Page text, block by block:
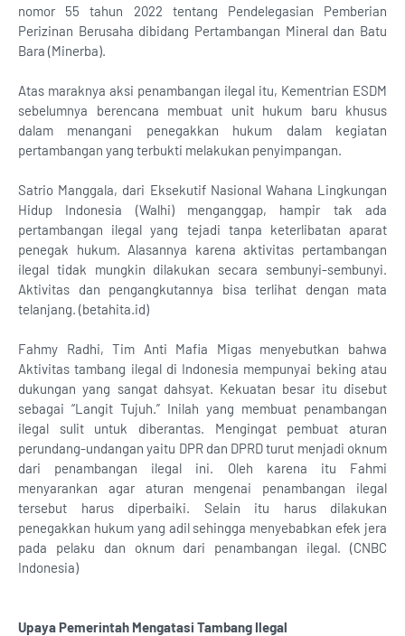
nomor 55 tahun 2022 tentang Pendelegasian Pemberian
Perizinan Berusaha dibidang Pertambangan Mineral dan Batu
Bara (Minerba).
Atas maraknya aksi penambangan ilegal itu, Kementrian ESDM
sebelumnya berencana membuat unit hukum baru khusus
dalam menangani penegakkan hukum dalam kegiatan
pertambangan yang terbukti melakukan penyimpangan.
Satrio Manggala, dari Eksekutif Nasional Wahana Lingkungan
Hidup Indonesia (Walhi) menganggap, hampir tak ada
pertambangan ilegal yang tejadi tanpa keterlibatan aparat
penegak hukum. Alasannya karena aktivitas pertambangan
ilegal tidak mungkin dilakukan secara sembunyi-sembunyi.
Aktivitas dan pengangkutannya bisa terlihat dengan mata
telanjang. (betahita.id)
Fahmy Radhi, Tim Anti Mafia Migas menyebutkan bahwa
Aktivitas tambang ilegal di Indonesia mempunyai beking atau
dukungan yang sangat dahsyat. Kekuatan besar itu disebut
sebagai “Langit Tujuh.” Inilah yang membuat penambangan
ilegal sulit untuk diberantas. Mengingat pembuat aturan
perundang-undangan yaitu DPR dan DPRD turut menjadi oknum
dari penambangan ilegal ini. Oleh karena itu Fahmi
menyarankan agar aturan mengenai penambangan ilegal
tersebut harus diperbaiki. Selain itu harus dilakukan
penegakkan hukum yang adil sehingga menyebabkan efek jera
pada pelaku dan oknum dari penambangan ilegal. (CNBC
Indonesia)
Upaya Pemerintah Mengatasi Tambang Ilegal